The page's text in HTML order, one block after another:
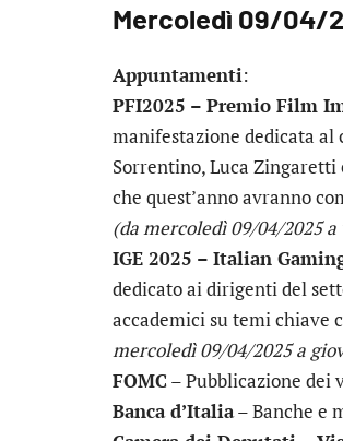
Mercoledì 09/04/
Appuntamenti:
PFI2025 – Premio Film
manifestazione dedicata al
Sorrentino, Luca
che quest’anno avranno
(da mercoledì 09/04/2025
IGE 2025 – Italian
dedicato ai dirigenti del
accademici su temi chiave
mercoledì 09/04/2025 a
FOMC– Pubblicazione
Banca d’Italia– Banche e